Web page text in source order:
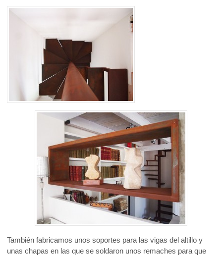
También fabricamos unos soportes para las vigas del altillo y
unas chapas en las que se soldaron unos remaches para que